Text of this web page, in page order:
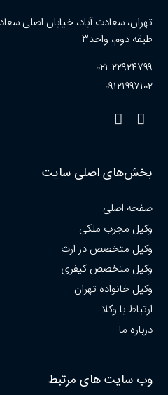
طبقه دوم، واحد۳
۰۲۱-۲۲۹۲۴۷۹۹
۰۹۱۲۱۹۹۷۱۰۲
بخش‌های اصلی سایت
صفحه اصلی
وکیل مجرب ملکی
وکیل متخصص در ارث
وکیل متخصص کیفری
وکیل خانواده تهران
ارتباط با وکلا
درباره ما
وب سایت های مرتبط